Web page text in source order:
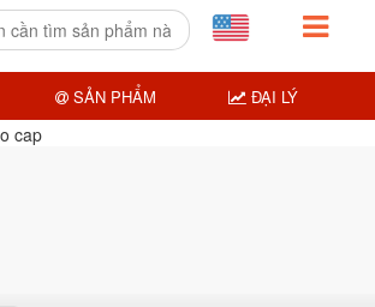
SẢN PHẨM ĐẠI LÝ